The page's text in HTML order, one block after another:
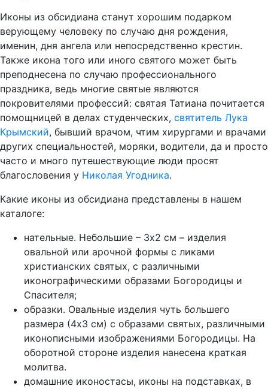
Иконы из обсидиана станут хорошим подарком
верующему человеку по случаю дня рождения,
именин, дня ангела или непосредственно крестин.
Также икона того или иного святого может быть
преподнесена по случаю профессионального
праздника, ведь многие святые являются
покровителями профессий: святая Татиана почитается
помощницей в делах студенческих, святитель Лука
Крымский, бывший врачом, чтим хирургами и врачами
других специальностей, моряки, водители, да и просто
часто и много путешествующие люди просят
благословения у Николая Угодника.
Какие иконы из обсидиана представлены в нашем
каталоге:
нательные. Небольшие – 3х2 см – изделия
овальной или арочной формы с ликами
христианских святых, с различными
иконографическими образами Богородицы и
Спасителя;
образки. Овальные изделия чуть большего
размера (4х3 см) с образами святых, различными
иконописными изображениями Богородицы. На
оборотной стороне изделия нанесена краткая
молитва.
домашние иконостасы, иконы на подставках, в